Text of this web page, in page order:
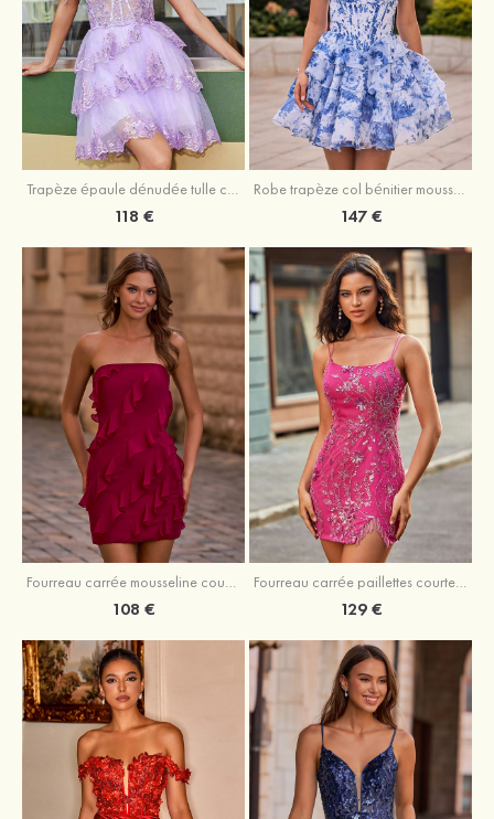
Trapèze épaule dénudée tulle courte/mini robe de fête de la rentrée avec paillettes
118 €
Robe trapèze col bénitier mousseline courte/mini robe de fête de la rentrée avec appliqué
147 €
Fourreau carrée mousseline courte/mini robe de fête de la rentré avec volants
108 €
Fourreau carrée paillettes courte/mini robe de fête de la rentrée
129 €